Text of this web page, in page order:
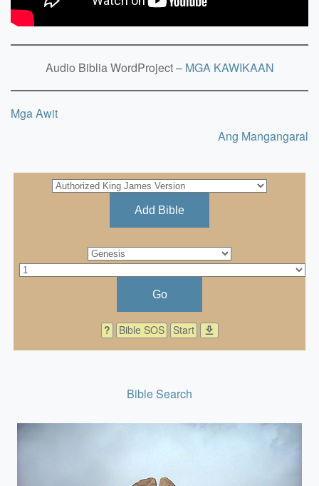
Audio Biblia WordProject – MGA KAWIKAAN
Mga Awit
Ang Mangangaral
Add Bible
Go
? Bible SOS Start download
Bible Search